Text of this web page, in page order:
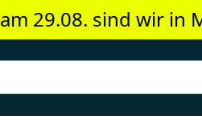
am 29.08. sind wir in